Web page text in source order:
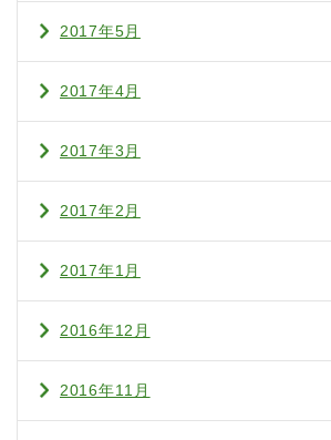
2017年5月
2017年4月
2017年3月
2017年2月
2017年1月
2016年12月
2016年11月